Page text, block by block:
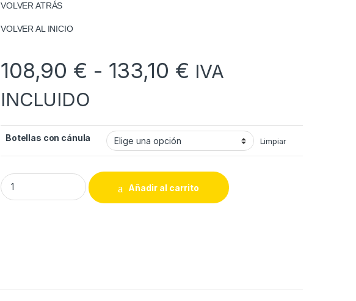
VOLVER ATRÁS
VOLVER AL INICIO
108,90 € - 133,10 € Rango de
IVA
INCLUIDO
Botellas con cánula Limpiar
Botellas cilíndricas con tapón cánula quantity
Añadir al carrito